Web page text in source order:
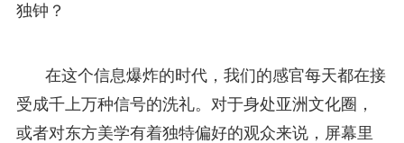
独钟？
在这个信息爆炸的时代，我们的感官每天都在接
受成千上万种信号的洗礼。对于身处亚洲文化圈，
或者对东方美学有着独特偏好的观众来说，屏幕里